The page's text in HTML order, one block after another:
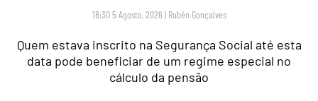
18:30 5 Agosto, 2026 | Rubén Gonçalves
Quem estava inscrito na Segurança Social até esta
data pode beneficiar de um regime especial no
cálculo da pensão